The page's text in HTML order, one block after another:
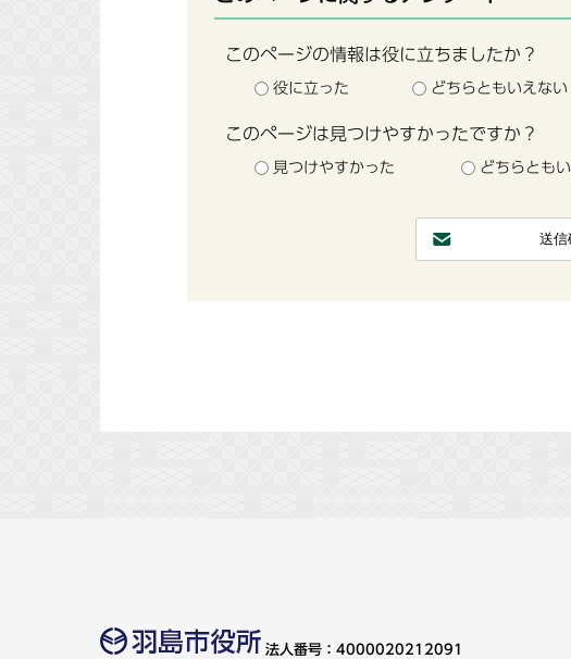
このページの情報は役に立ちましたか？
役に立った どちらともいえない
このページは見つけやすかったですか？
見つけやすかった どちらとも
法人番号：4000020212091